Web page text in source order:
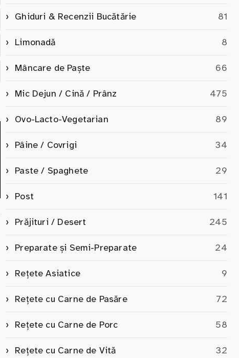
Ghiduri & Recenzii Bucătărie 81
Limonadă 8
Mâncare de Paște 66
Mic Dejun / Cină / Prânz 475
Ovo-Lacto-Vegetarian 89
Pâine / Covrigi 34
Paste / Spaghete 29
Post 141
Prăjituri / Desert 245
Preparate și Semi-Preparate 24
Rețete Asiatice 9
Rețete cu Carne de Pasăre 72
Rețete cu Carne de Porc 58
Rețete cu Carne de Vită 32